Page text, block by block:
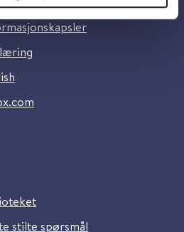
stilte spørsmål